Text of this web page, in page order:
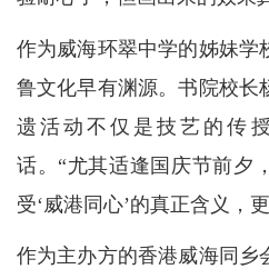
作为威海环翠中学的姊妹学
鲁文化早有渊源。书院校长
遗活动不仅是技艺的传
话。“尤其适逢国庆节前夕
受‘威港同心’的真正含义，
作为主办方的香港威海同乡